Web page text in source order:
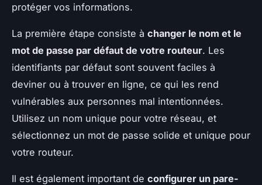
protéger vos informations.
La première étape consiste à changer le nom et le
mot de passe par défaut de votre routeur. Les
identifiants par défaut sont souvent faciles à
deviner ou à trouver en ligne, ce qui les rend
vulnérables aux personnes mal intentionnées.
Utilisez un nom unique pour votre réseau, et
sélectionnez un mot de passe solide et unique pour
votre routeur.
Il est également important de configurer un pare-